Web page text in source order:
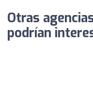
Otras
podrían